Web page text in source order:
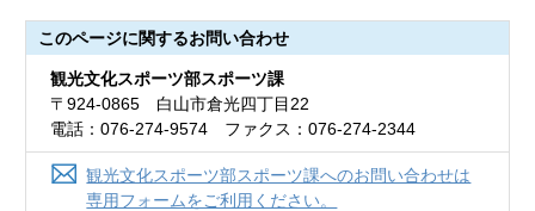
このページに関するお問い合わせ
観光文化スポーツ部スポーツ課
〒924-0865 白山市倉光四丁目22
電話：076-274-9574 ファクス：076-274-2344
観光文化スポーツ部スポーツ課へのお問い合わせは
専用フォームをご利用ください。